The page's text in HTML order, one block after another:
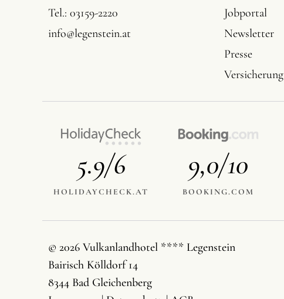
Tel.: 03159-2220
info@legenstein.at
Jobportal
Newsletter
Presse
Versicherung
5.9/6
HOLIDAYCHECK.AT
9,0/10
BOOKING.COM
© 2026 Vulkanlandhotel **** Legenstein
Bairisch Kölldorf 14
8344 Bad Gleichenberg